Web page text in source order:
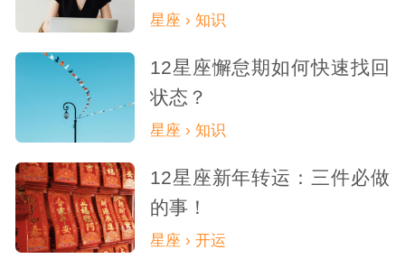
星座 › 知识
12星座懈怠期如何快速找回
状态？
星座 › 知识
12星座新年转运：三件必做
的事！
星座 › 开运